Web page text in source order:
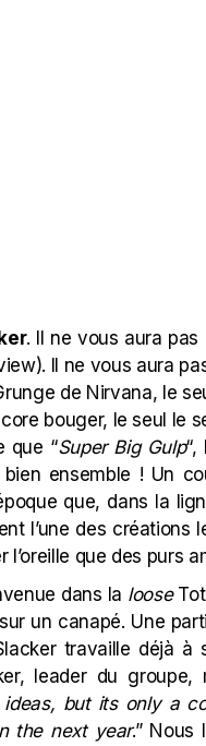
. Il ne vous aura pas
). Il ne vous aura
de Nirvana, le
bouger, le seul le
que “Super Big Gulp“,
bien ensemble ! Un
que, dans la
l’une des créations
l’oreille que des purs
dans la loose
sur un canapé. Une
travaille déjà à
leader du
ideas, but its only a
the next year.” Nous